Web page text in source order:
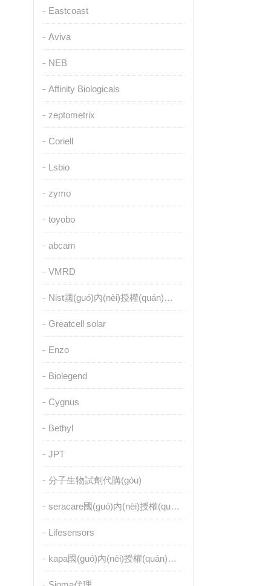
Eastcoast
Aviva
NEB
Affinity Biologicals
zeptometrix
Coriell
Lsbio
zymo
toyobo
abcam
VMRD
Nist國(guó)內(nèi)授權(quán)代理
Greatcell solar
Enzo
Biolegend
Cygnus
Bethyl
JPT
分子生物試劑代購(gòu)
seracare國(guó)內(nèi)授權(quán)代理
Lifesensors
kapa國(guó)內(nèi)授權(quán)代理